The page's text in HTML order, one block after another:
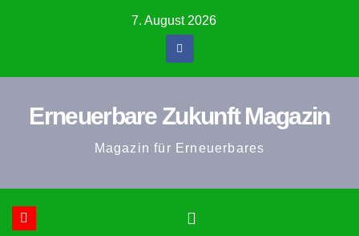
7. August 2026
Erneuerbare Zukunft Magazin
Magazin für Erneuerbares